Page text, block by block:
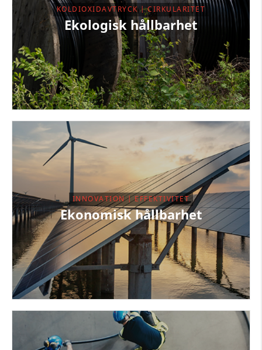
KOLDIOXIDAVTRYCK | CIRKULARITET
Ekologisk hållbarhet
INNOVATION | EFFEKTIVITET
Ekonomisk hållbarhet